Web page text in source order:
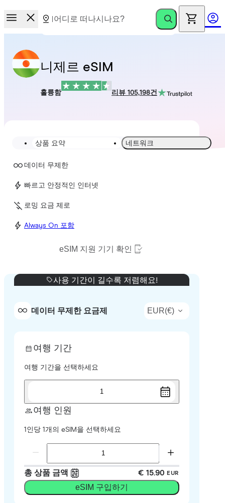
니제르 eSIM
훌륭함 리뷰 105,198건
상품 요약 네트워크
데이터 무제한
빠르고 안정적인 인터넷
로밍 요금 제로
Always On 포함
eSIM 지원 기기 확인
사용 기간이 길수록 저렴해요!
데이터 무제한 요금제 EUR(€)
여행 기간
여행 기간을 선택하세요
1
여행 인원
1인당 1개의 eSIM을 선택하세요
총 상품 금액 € 15.90 EUR
eSIM 구입하기